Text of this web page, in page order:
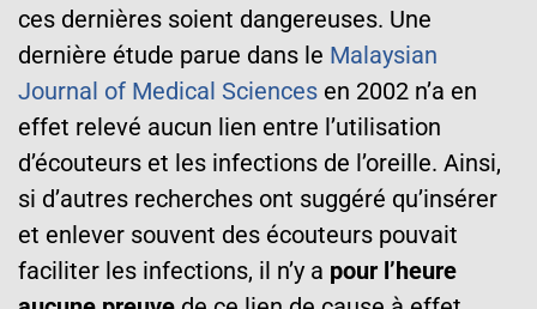
ces dernières soient dangereuses. Une
dernière étude parue dans le Malaysian
Journal of Medical Sciences en 2002 n’a en
effet relevé aucun lien entre l’utilisation
d’écouteurs et les infections de l’oreille. Ainsi,
si d’autres recherches ont suggéré qu’insérer
et enlever souvent des écouteurs pouvait
faciliter les infections, il n’y a pour l’heure